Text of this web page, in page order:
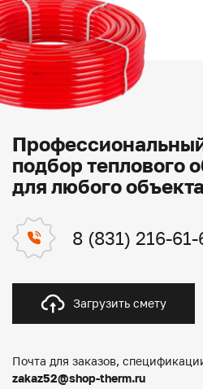
подбор теплового
для любого объекта
8 (831) 216-
Загрузить смету
Почта для заказов,
zakaz52@shop-therm.ru